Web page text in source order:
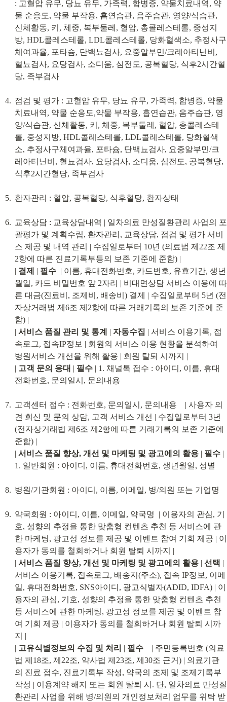
: 고혈압 유무, 당뇨 유무, 가족력, 합병증, 약물치료내역, 약
물 순응도, 약물 부작용, 흡연습관, 음주습관, 영양/식습관,
신체활동, 키, 체중, 복부둘레, 혈압, 총콜레스테롤, 중성지
방, HDL콜레스테롤, LDL콜레스테롤, 당화혈색소, 추정사구
체여과율, 포타슘, 단백뇨검사, 요중알부민/크레아티닌비,
혈뇨검사, 요당검사, 소디움, 심전도, 공복혈당, 식후2시간혈
당, 족부검사
점검 및 평가 : 고혈압 유무, 당뇨 유무, 가족력, 합병증, 약물
치료내역, 약물 순응도,약물 부작용, 흡연습관, 음주습관, 영
양/식습관, 신체활동, 키, 체중, 복부둘레, 혈압, 총콜레스테
롤, 중성지방, HDL콜레스테롤, LDL콜레스테롤, 당화혈색
소, 추정사구체여과율, 포타슘, 단백뇨검사, 요중알부민/크
레아티닌비, 혈뇨검사, 요당검사, 소디움, 심전도, 공복혈당,
식후2시간혈당, 족부검사
환자관리 : 혈압, 공복혈당, 식후혈당, 환자상태
교육상담 : 교육상담내역 | 일차의료 만성질환관리 사업의 포
괄평가 및 계획수립, 환자관리, 교육상담, 점검 및 평가 서비
스 제공 및 내역 관리 | 수집일로부터 10년 (의료법 제22조 제
2항에 따른 진료기록부등의 보존 기준에 준함) |
| 결제 | 필수
  | 이름, 휴대전화번호, 카드번호, 유효기간, 생년
월일, 카드 비밀번호 앞 2자리 | 비대면상담 서비스 이용에 따
른 대금(진료비, 조제비, 배송비) 결제 | 수집일로부터 5년 (전
자상거래법 제6조 제2항에 따른 거래기록의 보존 기준에 준
함) |
| 서비스 품질 관리 및 통계 | 자동수집 | 서비스 이용기록, 접
속로그, 접속IP정보 | 회원의 서비스 이용 현황을 분석하여
병원서비스 개선을 위해 활용 | 회원 탈퇴 시까지 |
| 고객 문의 응대 | 필수 | 1. 채널톡 접수 : 아이디, 이름, 휴대
전화번호, 문의일시, 문의내용
고객센터 접수 : 전화번호, 문의일시, 문의내용    | 사용자 의
견 회신 및 문의 상담, 고객 서비스 개선 | 수집일로부터 3년
(전자상거래법 제6조 제2항에 따른 거래기록의 보존 기준에
준함) |
| 서비스 품질 향상, 개선 및 마케팅 및 광고에의 활용 | 필수 |
1. 일반회원 : 아이디, 이름, 휴대전화번호, 생년월일, 성별
병원/기관회원 : 아이디, 이름, 이메일, 병/의원 또는 기업명
약국회원 : 아이디, 이름, 이메일, 약국명  | 이용자의 관심, 기
호, 성향의 추정을 통한 맞춤형 컨텐츠 추천 등 서비스에 관
한 마케팅, 광고성 정보를 제공 및 이벤트 참여 기회 제공 | 이
용자가 동의를 철회하거나 회원 탈퇴 시까지 |
| 서비스 품질 향상, 개선 및 마케팅 및 광고에의 활용 | 선택 |
서비스 이용기록, 접속로그, 배송지(주소), 접속 IP정보, 이메
일, 휴대전화번호, SNS아이디, 광고식별자(ADID, IDFA) | 이
용자의 관심, 기호, 성향의 추정을 통한 맞춤형 컨텐츠 추천
등 서비스에 관한 마케팅, 광고성 정보를 제공 및 이벤트 참
여 기회 제공 | 이용자가 동의를 철회하거나 회원 탈퇴 시까
지 |
| 고유식별정보의 수집 및 처리 | 필수
    | 주민등록번호 (의료
법 제18조, 제22조, 약사법 제23조, 제30조 근거) | 의료기관
의 진료 접수, 진료기록부 작성, 약국의 조제 및 조제기록부
작성 | 이용계약 해지 또는 회원 탈퇴 시. 단, 일차의료 만성질
환관리 사업을 위해 병/의원의 개인정보처리 업무를 위탁 받